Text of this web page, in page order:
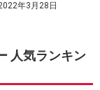
年3月28日
人気ランキン